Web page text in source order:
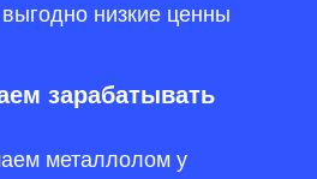
зарабатывать
низкие ценны
металлолом у